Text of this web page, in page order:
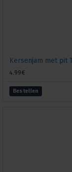
4.99€
Bestellen